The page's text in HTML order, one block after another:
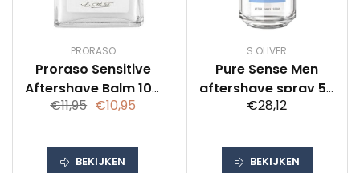
PRORASO
Proraso Sensitive
Aftershave Balm 100
ml (gevoelige huid)
€11,95 €10,95
BEKIJKEN
S.OLIVER
Pure Sense Men
aftershave spray 50
ml
€28,12
BEKIJKEN